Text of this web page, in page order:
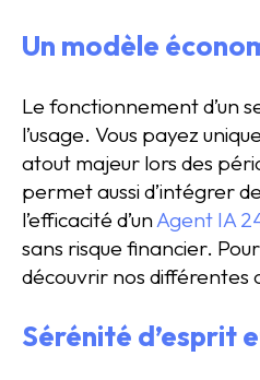
Un modèle
Le fonctionnement d’un
l’usage. Vous payez
atout majeur lors des
permet aussi d’intégrer
l’efficacité d’unAgent IA
sans risque financier.
découvrir nos différentes
Sérénité d’esprit